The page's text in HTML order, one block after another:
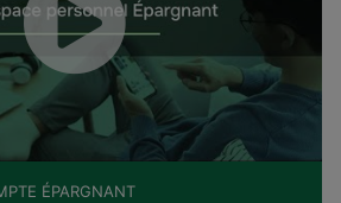
ÉPARGNANT